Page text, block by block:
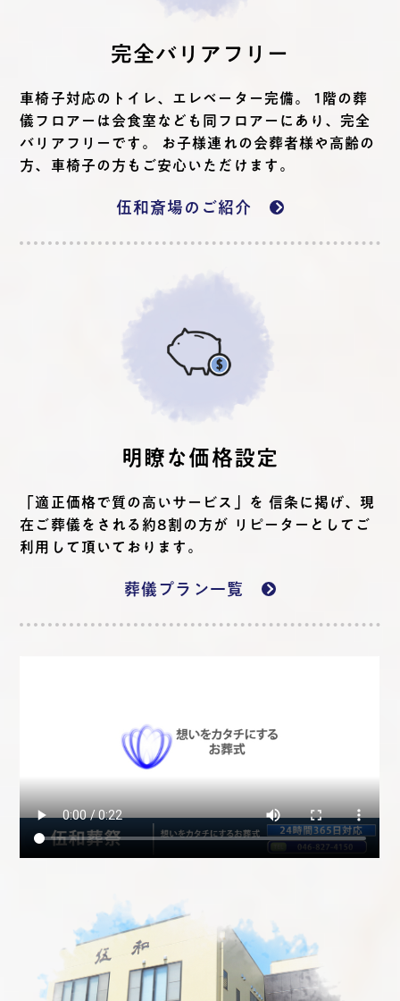
完全バリアフリー
車椅子対応のトイレ、エレベーター完備。 1階の葬
儀フロアーは会食室なども同フロアーにあり、完全
バリアフリーです。 お子様連れの会葬者様や高齢の
方、車椅子の方もご安心いただけます。
伍和斎場のご紹介
明瞭な価格設定
「適正価格で質の高いサービス」を 信条に掲げ、現
在ご葬儀をされる約8割の方が リピーターとしてご
利用して頂いております。
葬儀プラン一覧